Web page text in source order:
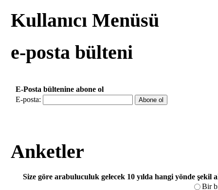
Kullanıcı Menüsü
e-posta bülteni
E-Posta bültenine abone ol
E-posta:
Anketler
Size göre arabuluculuk gelecek 10 yılda hangi yönde şekil
Bir